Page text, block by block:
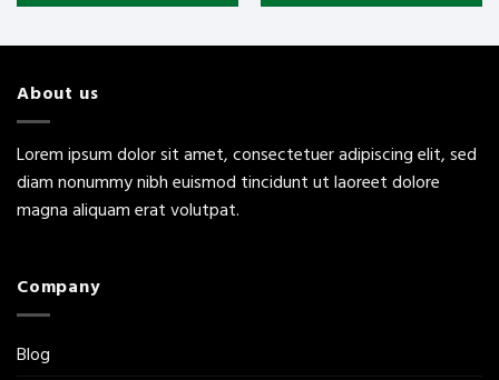
About us
Lorem ipsum dolor sit amet, consectetuer adipiscing elit, sed
diam nonummy nibh euismod tincidunt ut laoreet dolore
magna aliquam erat volutpat.
Company
Blog